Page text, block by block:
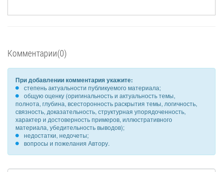
Комментарии(0)
При добавлении комментария укажите:
степень актуальности публикуемого материала;
общую оценку (оригинальность и актуальность темы,
полнота, глубина, всесторонность раскрытия темы, логичность,
связность, доказательность, структурная упорядоченность,
характер и достоверность примеров, иллюстративного
материала, убедительность выводов);
недостатки, недочеты;
вопросы и пожелания Автору.